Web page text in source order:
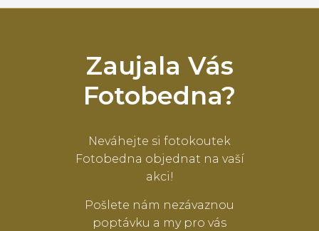
Zaujala Vás
Fotobedna?
Neváhejte si fotokoutek
Fotobedna objednat na vaší
akci!
Pošlete nám nezávaznou
poptávku a my pro vás